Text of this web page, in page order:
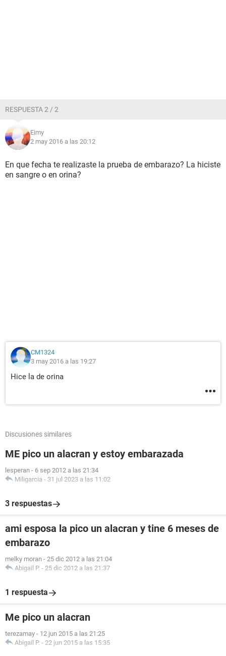
RESPUESTA 2 / 2
Eimy
2 may 2016 a las 20:12
En que fecha te realizaste la prueba de embarazo? La hiciste
en sangre o en orina?
CM1324
3 may 2016 a las 19:27
Hice la de orina
Discusiones similares
ME pico un alacran y estoy embarazada
lesperan - 6 sep 2012 a las 21:34
Miligarcia - 31 jul 2023 a las 11:02
3 respuestas
ami esposa la pico un alacran y tine 6 meses de
embarazo
melky moran - 25 dic 2012 a las 21:04
Abigail P. - 25 dic 2012 a las 21:37
1 respuesta
Me pico un alacran
terezamay - 12 jun 2015 a las 21:25
Abigail P. - 22 jun 2015 a las 15:35